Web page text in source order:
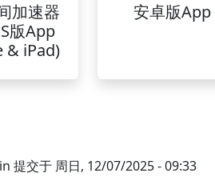
加速器
版App
& iPad)
安卓版App
提交于 周日, 12/07/2025 - 09:33